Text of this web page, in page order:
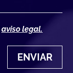
aviso legal.
ENVIAR